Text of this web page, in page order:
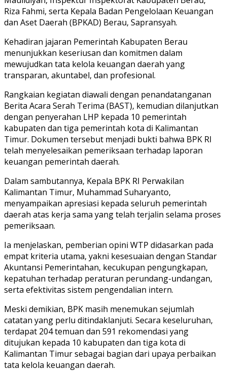
Riza Fahmi, serta Kepala Badan Pengelolaan Keuangan
dan Aset Daerah (BPKAD) Berau, Sapransyah.
Kehadiran jajaran Pemerintah Kabupaten Berau
menunjukkan keseriusan dan komitmen dalam
mewujudkan tata kelola keuangan daerah yang
transparan, akuntabel, dan profesional.
Rangkaian kegiatan diawali dengan penandatanganan
Berita Acara Serah Terima (BAST), kemudian dilanjutkan
dengan penyerahan LHP kepada 10 pemerintah
kabupaten dan tiga pemerintah kota di Kalimantan
Timur. Dokumen tersebut menjadi bukti bahwa BPK RI
telah menyelesaikan pemeriksaan terhadap laporan
keuangan pemerintah daerah.
Dalam sambutannya, Kepala BPK RI Perwakilan
Kalimantan Timur, Muhammad Suharyanto,
menyampaikan apresiasi kepada seluruh pemerintah
daerah atas kerja sama yang telah terjalin selama proses
pemeriksaan.
Ia menjelaskan, pemberian opini WTP didasarkan pada
empat kriteria utama, yakni kesesuaian dengan Standar
Akuntansi Pemerintahan, kecukupan pengungkapan,
kepatuhan terhadap peraturan perundang-undangan,
serta efektivitas sistem pengendalian intern.
Meski demikian, BPK masih menemukan sejumlah
catatan yang perlu ditindaklanjuti. Secara keseluruhan,
terdapat 204 temuan dan 591 rekomendasi yang
ditujukan kepada 10 kabupaten dan tiga kota di
Kalimantan Timur sebagai bagian dari upaya perbaikan
tata kelola keuangan daerah.